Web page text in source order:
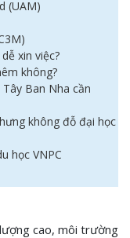
(UAM)
xin việc?
không?
Ban Nha cần
không đỗ đại học
học VNPC
cao, môi trường